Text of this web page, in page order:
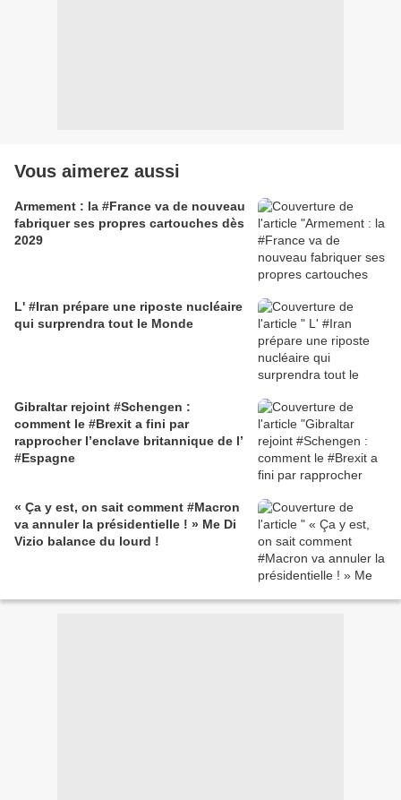
Vous aimerez aussi
Armement : la #France va de nouveau
fabriquer ses propres cartouches dès
2029
L' #Iran prépare une riposte nucléaire
qui surprendra tout le Monde
Gibraltar rejoint #Schengen :
comment le #Brexit a fini par
rapprocher l’enclave britannique de l’
#Espagne
« Ça y est, on sait comment #Macron
va annuler la présidentielle ! » Me Di
Vizio balance du lourd !